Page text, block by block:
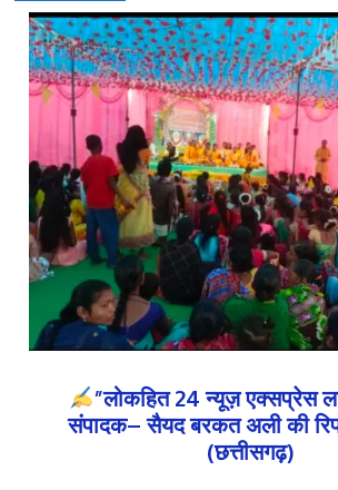
”लोकहित 24 न्यूज़ एक्सप्रेस
संपादक– सैयद बरकत अली की
(छत्तीसगढ़)